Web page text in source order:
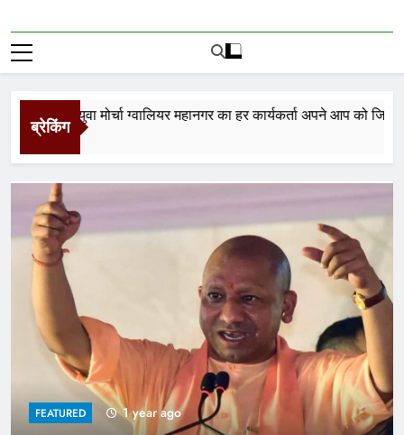
Yug Kranti | Trusted
News Portal
ब्रेकिंग
युवा मोर्चा ग्वालियर महानगर का हर कार्यकर्ता अपने आप को जिला अध्यक्ष
FEATURED 1 year ago